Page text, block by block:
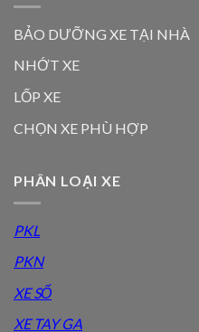
BẢO DƯỠNG XE TẠI NHÀ
NHỚT XE
LỐP XE
CHỌN XE PHÙ HỢP
PHÂN LOẠI XE
PKL
PKN
XE SỐ
XE TAY GA